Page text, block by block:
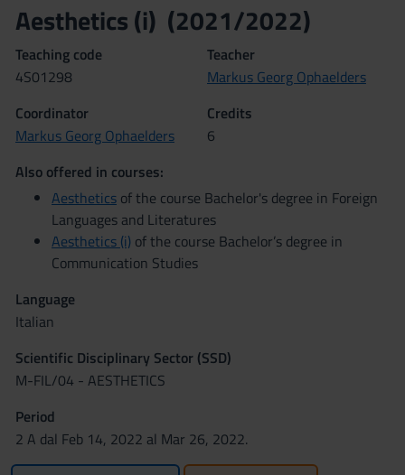
Aesthetics (i) (2021/2022)
Teaching code
4S01298
Teacher
Markus Georg Ophaelders
Coordinator
Markus Georg Ophaelders
Credits
6
Also offered in courses:
Aesthetics of the course Bachelor's degree in Foreign
Languages and Literatures
Aesthetics (i) of the course Bachelor’s degree in
Communication Studies
Language
Italian
Scientific Disciplinary Sector (SSD)
M-FIL/04 - AESTHETICS
Period
2 A dal Feb 14, 2022 al Mar 26, 2022.